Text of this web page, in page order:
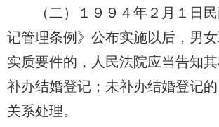
（二）１９９４年２月１日民
记管理条例》公布实施以后，男
实质要件的，人民法院应当告知
补办结婚登记；未补办结婚登记
关系处理。